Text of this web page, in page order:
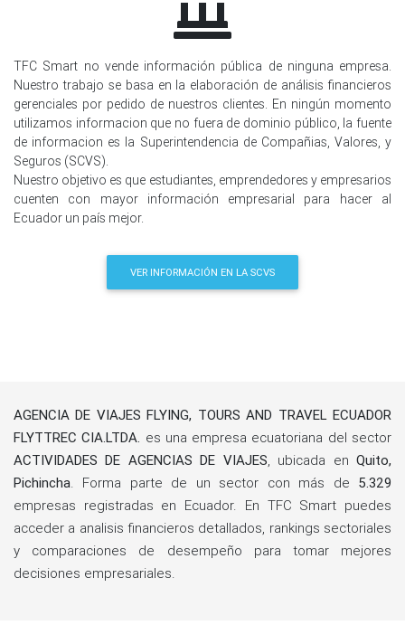
TFC Smart no vende información pública de ninguna empresa.
Nuestro trabajo se basa en la elaboración de análisis financieros
gerenciales por pedido de nuestros clientes. En ningún momento
utilizamos informacion que no fuera de dominio público, la fuente
de informacion es la Superintendencia de Compañias, Valores, y
Seguros (SCVS).
Nuestro objetivo es que estudiantes, emprendedores y empresarios
cuenten con mayor información empresarial para hacer al
Ecuador un país mejor.
VER INFORMACIÓN EN LA SCVS
AGENCIA DE VIAJES FLYING, TOURS AND TRAVEL ECUADOR
FLYTTREC CIA.LTDA. es una empresa ecuatoriana del sector
ACTIVIDADES DE AGENCIAS DE VIAJES, ubicada enQuito,
Pichincha. Forma parte de un sector con más de 5.329
empresas registradas en Ecuador. En TFC Smart puedes
acceder a analisis financieros detallados, rankings sectoriales
y comparaciones de desempeño para tomar mejores
decisiones empresariales.